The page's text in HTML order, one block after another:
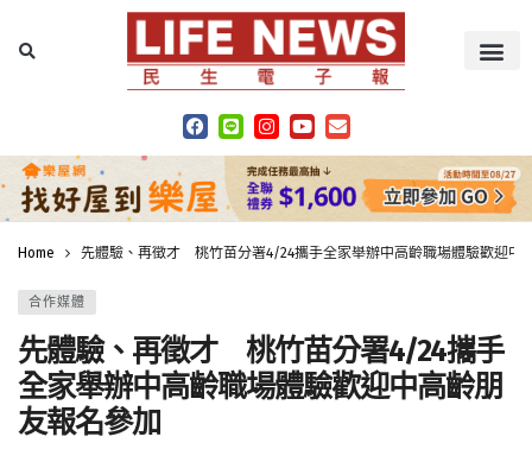
Home 先體驗、再徵才 桃竹苗分署4/24攜手全家舉辦中高齡職場體驗歡迎中
合作媒體
先體驗、再徵才 桃竹苗分署4/24攜手
全家舉辦中高齡職場體驗歡迎中高齡朋
友報名參加